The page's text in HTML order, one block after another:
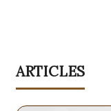
ARTICLES